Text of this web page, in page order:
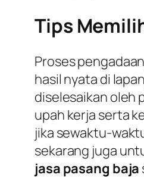
Tips
Proses
hasil nyata di
diselesaikan oleh
upah kerja serta
jika sewaktu-
sekarang juga
jasa pasang baja